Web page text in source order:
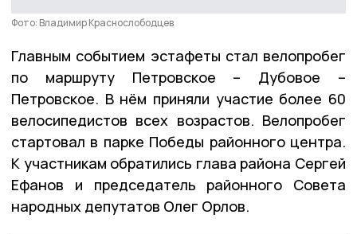
Фото: Владимир Краснослободцев
Главным событием эстафеты стал велопробег
по маршруту Петровское – Дубовое –
Петровское. В нём приняли участие более 60
велосипедистов всех возрастов. Велопробег
стартовал в парке Победы районного центра.
К участникам обратились глава района Сергей
Ефанов и председатель районного Совета
народных депутатов Олег Орлов.